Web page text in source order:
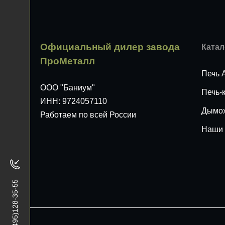
+7(495)128-35-55
Официальный дилер завода
ПроМеталл
ООО "Баниум"
ИНН: 9724057110
Работаем по всей России
Печь
Печь-
Наши